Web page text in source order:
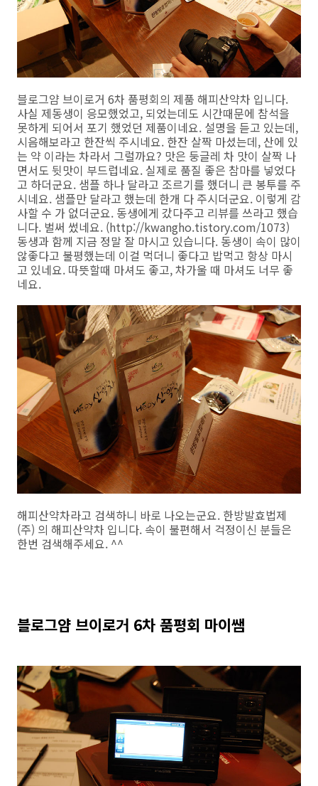
블로그얌 브이로거 6차 품평회의 제품 해피산약차 입니다.
사실 제동생이 응모했었고, 되었는데도 시간때문에 참석을
못하게 되어서 포기 했었던 제품이네요. 설명을 듣고 있는데,
시음해보라고 한잔씩 주시네요. 한잔 살짝 마셨는데, 산에 있
는 약 이라는 차라서 그럴까요? 맛은 둥글레 차 맛이 살짝 나
면서도 뒷맛이 부드럽네요. 실제로 품질 좋은 참마를 넣었다
고 하더군요. 샘플 하나 달라고 조르기를 했더니 큰 봉투를 주
시네요. 샘플만 달라고 했는데 한개 다 주시더군요. 이렇게 감
사할 수 가 없더군요. 동생에게 갔다주고 리뷰를 쓰라고 했습
니다. 벌써 썼네요. (http://kwangho.tistory.com/1073)
동생과 함께 지금 정말 잘 마시고 있습니다. 동생이 속이 많이
않좋다고 불평했는데 이걸 먹더니 좋다고 밥먹고 항상 마시
고 있네요. 따뜻할때 마셔도 좋고, 차가울 때 마셔도 너무 좋
네요.
해피산약차라고 검색하니 바로 나오는군요. 한방발효법제
(주) 의 해피산약차 입니다. 속이 불편해서 걱정이신 분들은
한번 검색해주세요. ^^
블로그얌 브이로거 6차 품평회 마이쌤